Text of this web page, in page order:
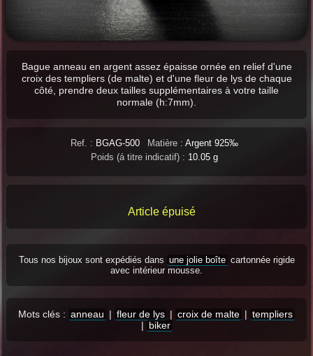
Bague anneau en argent assez épaisse ornée en relief d'une
croix des templiers (de malte) et d'une fleur de lys de chaque
côté, prendre deux tailles supplémentaires à votre taille
normale (h:7mm).
Ref. : BGAG-500 Matière : Argent 925‰
Poids (á titre indicatif) : 10.05 g
Article épuisé
Tous nos bijoux sont expédiés dans une jolie boîte cartonnée rigide
avec intérieur mousse.
Mots clés : anneau | fleur de lys | croix de malte | templiers
| biker